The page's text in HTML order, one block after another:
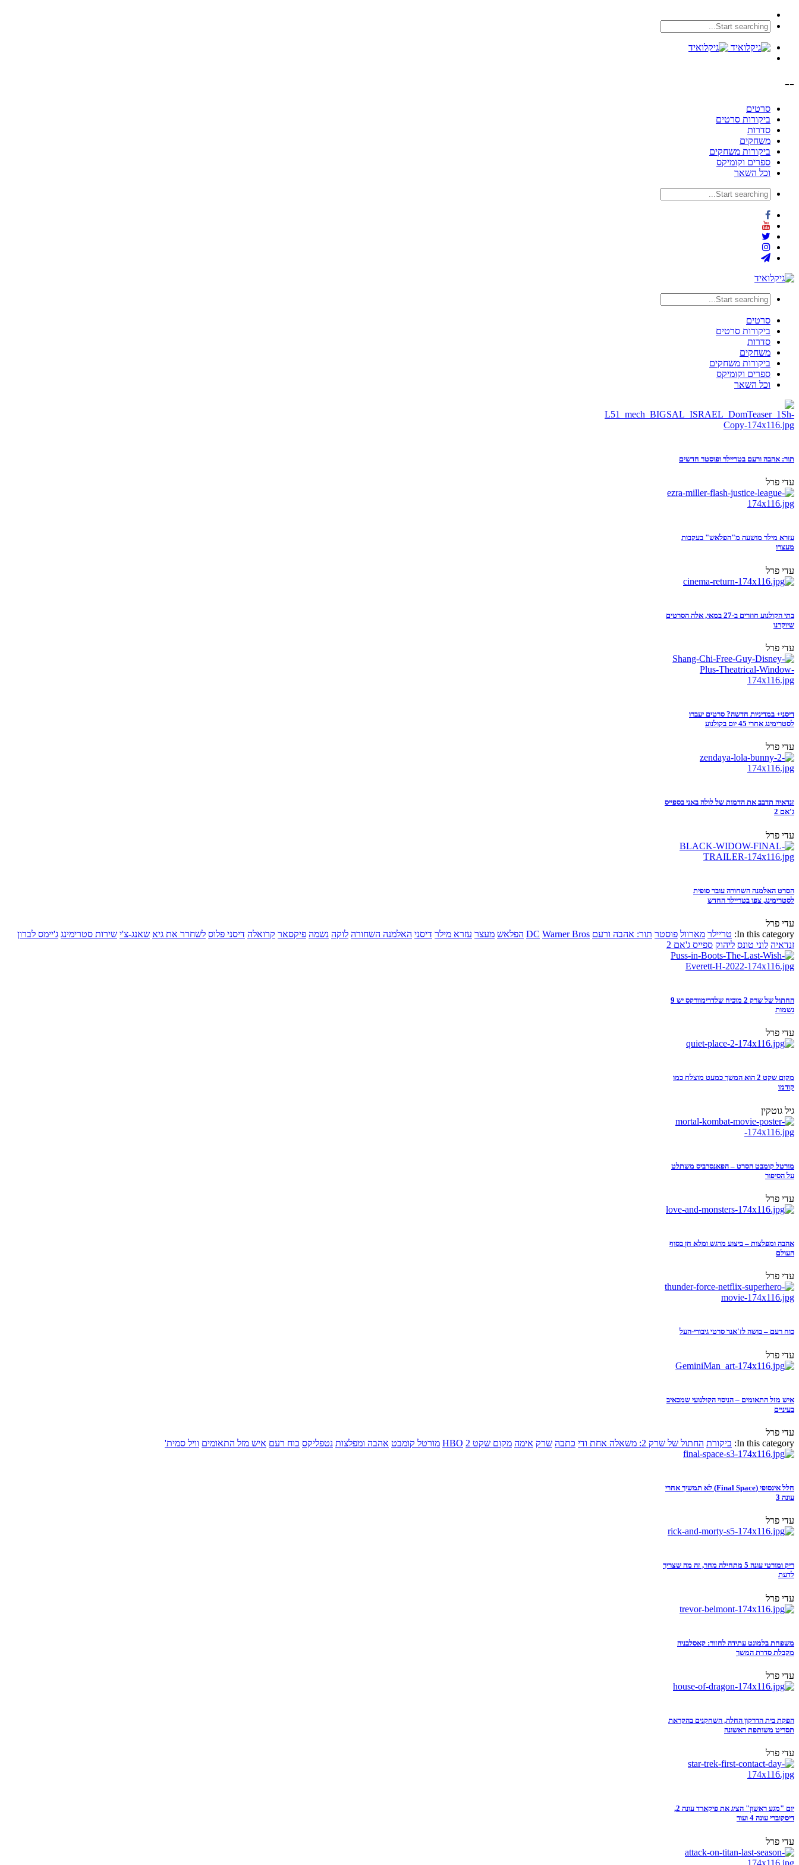
--
סרטים
ביקורות סרטים
סדרות
משחקים
ביקורות משחקים
ספרים וקומיקס
וכל השאר
סרטים
ביקורות סרטים
סדרות
משחקים
ביקורות משחקים
ספרים וקומיקס
וכל השאר
תור: אהבה ורעם בטריילר ופוסטר חדשים
עדי פרל
עזרא מילר מושעה מ"הפלאש" בעקבות
מעצרו
עדי פרל
בתי הקולנוע חוזרים ב-27 במאי, אלה הסרטים
שיוקרנו
עדי פרל
דיסני+ במדיניות חדשה? סרטים יעברו
לסטרימינג אחרי 45 יום בקולנוע
עדי פרל
זנדאיה תדבב את הדמות של לולה באני בספייס
ג'אם 2
עדי פרל
הסרט האלמנה השחורה עובר סופית
לסטרימינג, צפו בטריילר החדש
עדי פרל
In this category: טריילר מארוול פוסטר תור: אהבה ורעם DC Warner Bros הפלאש מעצר עזרא מילר דיסני האלמנה השחורה לוקה נשמה פיקסאר קרואלה דיסני פלוס לשחרר את גיא שאנג-צ'י שירות סטרימינג ג'יימס לברון
זנדאיה לוני טונס ליהוק ספייס ג'אם 2
החתול של שרק 2 מוכיח שלדרימוורקס יש 9
נשמות
עדי פרל
מקום שקט 2 הוא המשך כמעט מוצלח כמו
קודמו
גיל גוטקין
מורטל קומבט הסרט – הפאנסרביס משתלט
על הסיפור
עדי פרל
אהבה ומפלצות – ביצוע מרגש ומלא חן בסוף
העולם
עדי פרל
כוח רעם – בושה לז'אנר סרטי גיבורי-העל
עדי פרל
איש מזל התאומים – הניסוי הקולנועי שמכאיב
בעיניים
עדי פרל
In this category: ביקורת החתול של שרק 2: משאלה אחת ודי כתבה שרק אימה מקום שקט 2 HBO מורטל קומבט אהבה ומפלצות נטפליקס כוח רעם איש מזל התאומים וויל סמית'
חלל אינסופי (Final Space) לא תמשיך אחרי
עונה 3
עדי פרל
ריק ומורטי עונה 5 מתחילה מחר, זה מה שצריך
לדעת
עדי פרל
משפחת בלמונט עתידה לחזור: קאסלבניה
מקבלת סדרת המשך
עדי פרל
הפקת בית הדרקון החלה, השחקנים בהקראת
תסריט משותפת ראשונה
עדי פרל
יום "מגע ראשון" הציג את פיקארד עונה 2,
דיסקוברי עונה 4 ועוד
עדי פרל